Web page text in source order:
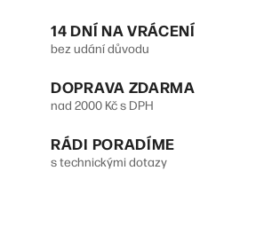
14 DNÍ NA VRÁCENÍ
bez udání důvodu
DOPRAVA ZDARMA
nad 2000 Kč s DPH
RÁDI PORADÍME
s technickými dotazy